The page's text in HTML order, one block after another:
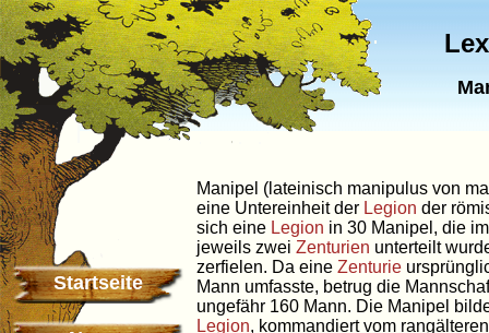
Startseite
Manipel (lateinisch manipulus von
eine Untereinheit der Legion der
sich eine Legion in 30 Manipel, die
jeweils zwei Zenturien unterteilt
zerfielen. Da eine Zenturie
Mann umfasste, betrug die
ungefähr 160 Mann. Die Manipel
Legion, kommandiert vom